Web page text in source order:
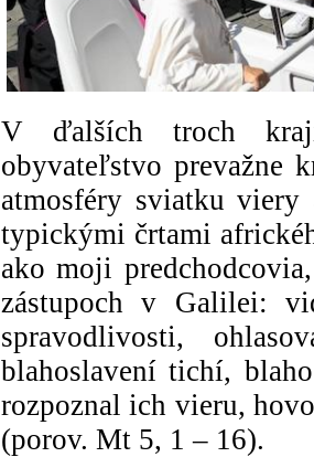
V ďalších troch
obyvateľstvo prevažne
atmosféry sviatku viery
typickými črtami
ako moji
zástupoch v Galilei:
spravodlivosti,
blahoslavení tichí,
rozpoznal ich vieru,
(porov. Mt 5, 1 – 16).